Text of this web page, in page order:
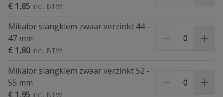
€ 1,85
Mikalor slangklem zwaar verzinkt 44 -
47 mm
€ 1,80
Mikalor slangklem zwaar verzinkt 52 -
55 mm
€ 1,95